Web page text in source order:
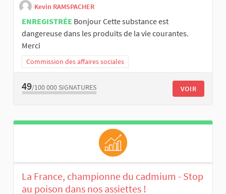
Kevin RAMSPACHER
ENREGISTRÉE Bonjour Cette substance est
dangereuse dans les produits de la vie courantes.
Merci
Commission des affaires sociales
49/100 000 SIGNATURES VOIR
La France, championne du cadmium - Stop
au poison dans nos assiettes !